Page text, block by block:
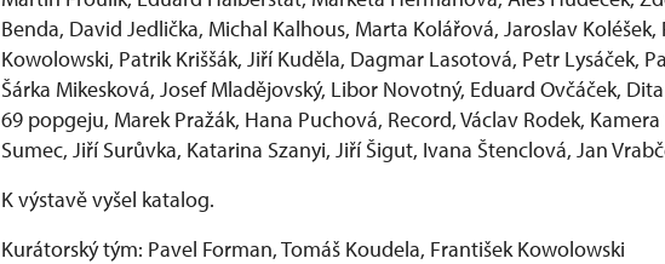
Benda, David Jedlička, Michal Kalhous, Marta Kolářová, Jaroslav Koléšek,
Kowolowski, Patrik Kriššák, Jiří Kuděla, Dagmar Lasotová, Petr Lysáček,
Šárka Mikesková, Josef Mladějovský, Libor Novotný, Eduard Ovčáček,
69 popgeju, Marek Pražák, Hana Puchová, Record, Václav Rodek,
Sumec, Jiří Surůvka, Katarina Szanyi, Jiří Šigut, Ivana Štenclová, Jan
K výstavě vyšel katalog.
Kurátorský tým: Pavel Forman, Tomáš Koudela, František Kowolowski